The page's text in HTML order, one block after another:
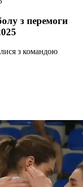
з перемоги
з командою